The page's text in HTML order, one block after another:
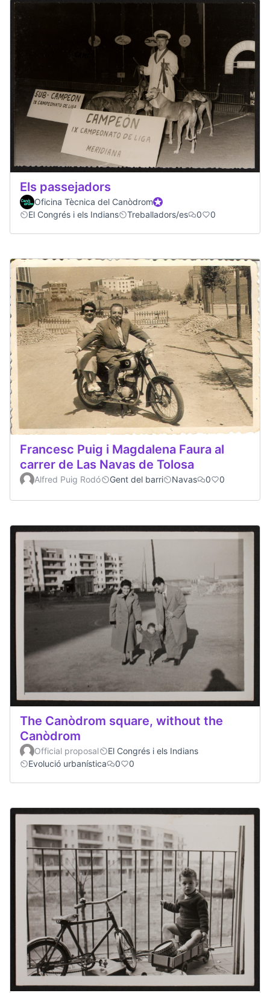
Els passejadors
Oficina Tècnica del CanòdromOfficial participant
El Congrés i els Indians
Treballadors/es 0 0
Francesc Puig i Magdalena Faura al
carrer de Las Navas de Tolosa
Alfred Puig Rodó Gent del barri Navas 0 0
The Canòdrom square, without the
Canòdrom
Official proposal
El Congrés i els Indians
Evolució urbanística
0 0